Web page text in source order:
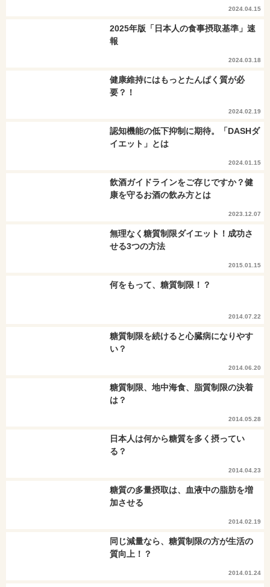
2024.04.15
2025年版「日本人の食事摂取基準」速
報
2024.03.18
健康維持にはもっとたんぱく質が必
要？！
2024.02.19
認知機能の低下抑制に期待。「DASHダ
イエット」とは
2024.01.15
飲酒ガイドラインをご存じですか？健
康を守るお酒の飲み方とは
2023.12.07
無理なく糖質制限ダイエット！成功さ
せる3つの方法
2015.01.15
何をもって、糖質制限！？
2014.07.22
糖質制限を続けると心臓病になりやす
い？
2014.06.20
糖質制限、地中海食、脂質制限の決着
は？
2014.05.28
日本人は何から糖質を多く摂ってい
る？
2014.04.23
糖質の多量摂取は、血液中の脂肪を増
加させる
2014.02.19
同じ減量なら、糖質制限の方が生活の
質向上！？
2014.01.24